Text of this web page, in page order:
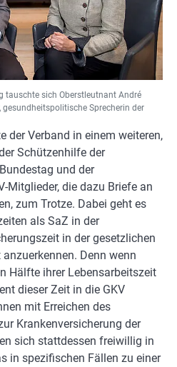
tauschte sich Oberstleutnant André
Sprecherin der
der Verband in einem weiteren,
Schützenhilfe der
und der
Mitglieder, die dazu Briefe an
zum Trotze. Dabei geht es
als SaZ in der
in der gesetzlichen
Denn wenn
Hälfte ihrer Lebensarbeitszeit
dieser Zeit in die GKV
mit Erreichen des
Krankenversicherung der
sich stattdessen freiwillig in
in spezifischen Fällen zu einer